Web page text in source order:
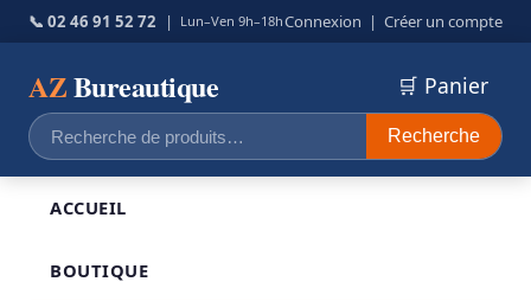
📞 02 46 91 52 72 | Lun–Ven 9h–18hConnexion | Créer un compte
AZBureautique
Recherche
pour :
Recherche
🛒 Panier
ACCUEIL
BOUTIQUE